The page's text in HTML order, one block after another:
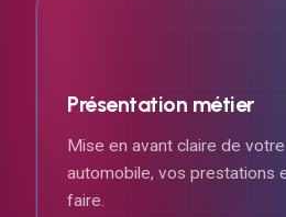
Présentation métier
Mise en avant claire de
automobile, vos prestations
faire.